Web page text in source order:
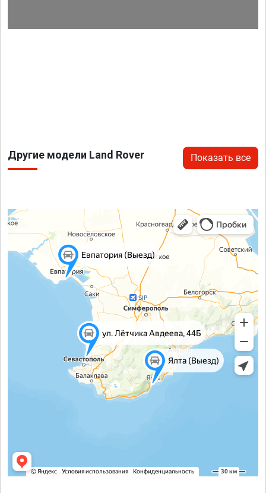
Другие модели Land Rover Показать все